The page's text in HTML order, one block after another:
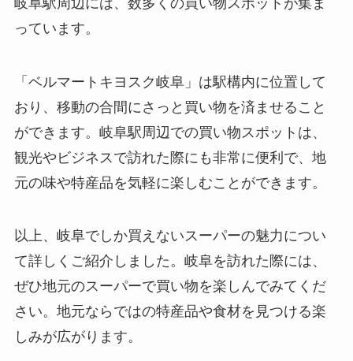
っています。
「ベルマートキヨスク岐阜」は駅構内に位置して
おり、移動の合間にさっと買い物を済ませること
ができます。岐阜駅周辺での買い物スポットは、
観光やビジネスで訪れた際にも非常に便利で、地
元の味や特産品を気軽に楽しむことができます。
以上、岐阜でしか買えないスーパーの魅力につい
て詳しくご紹介しました。岐阜を訪れた際には、
ぜひ地元のスーパーで買い物を楽しんでみてくだ
さい。地元ならではの特産品や食材を見つける楽
しみが広がります。